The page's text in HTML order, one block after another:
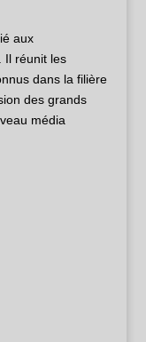
aux
Il réunit les
dans la filière
des grands
média